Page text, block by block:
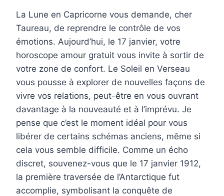
La Lune en Capricorne vous demande, cher
Taureau, de reprendre le contrôle de vos
émotions. Aujourd’hui, le 17 janvier, votre
horoscope amour gratuit vous invite à sortir de
votre zone de confort. Le Soleil en Verseau
vous pousse à explorer de nouvelles façons de
vivre vos relations, peut-être en vous ouvrant
davantage à la nouveauté et à l’imprévu. Je
pense que c’est le moment idéal pour vous
libérer de certains schémas anciens, même si
cela vous semble difficile. Comme un écho
discret, souvenez-vous que le 17 janvier 1912,
la première traversée de l’Antarctique fut
accomplie, symbolisant la conquête de